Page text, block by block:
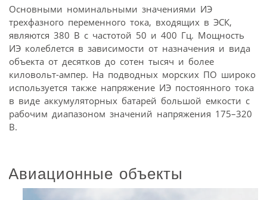
Основными номинальными значениями ИЭ
трехфазного переменного тока, входящих в ЭСК,
являются 380 В с частотой 50 и 400 Гц. Мощность
ИЭ колеблется в зависимости от назначения и вида
объекта от десятков до сотен тысяч и более
киловольт-ампер. На подводных морских ПО широко
используется также напряжение ИЭ постоянного тока
в виде аккумуляторных батарей большой емкости с
рабочим диапазоном значений напряжения 175–320
В.
Авиационные объекты